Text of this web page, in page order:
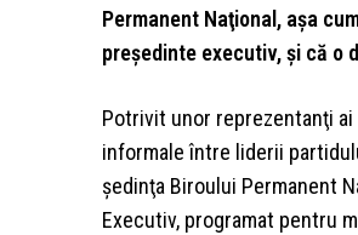
Permanent Naţional, aşa
preşedinte executiv, şi că o
Potrivit unor reprezentanţi ai
informale între liderii
şedinţa Biroului Permanent
Executiv, programat pentru